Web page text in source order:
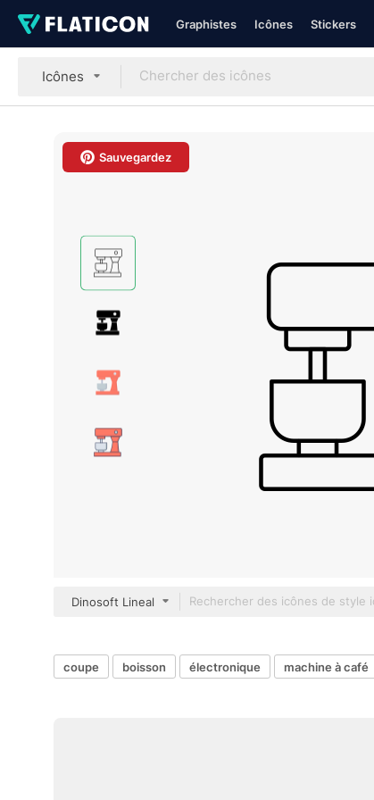
Graphistes Icônes Stickers
Icônes
Sauvegardez
Dinosoft Lineal
coupe boisson électronique machine à café